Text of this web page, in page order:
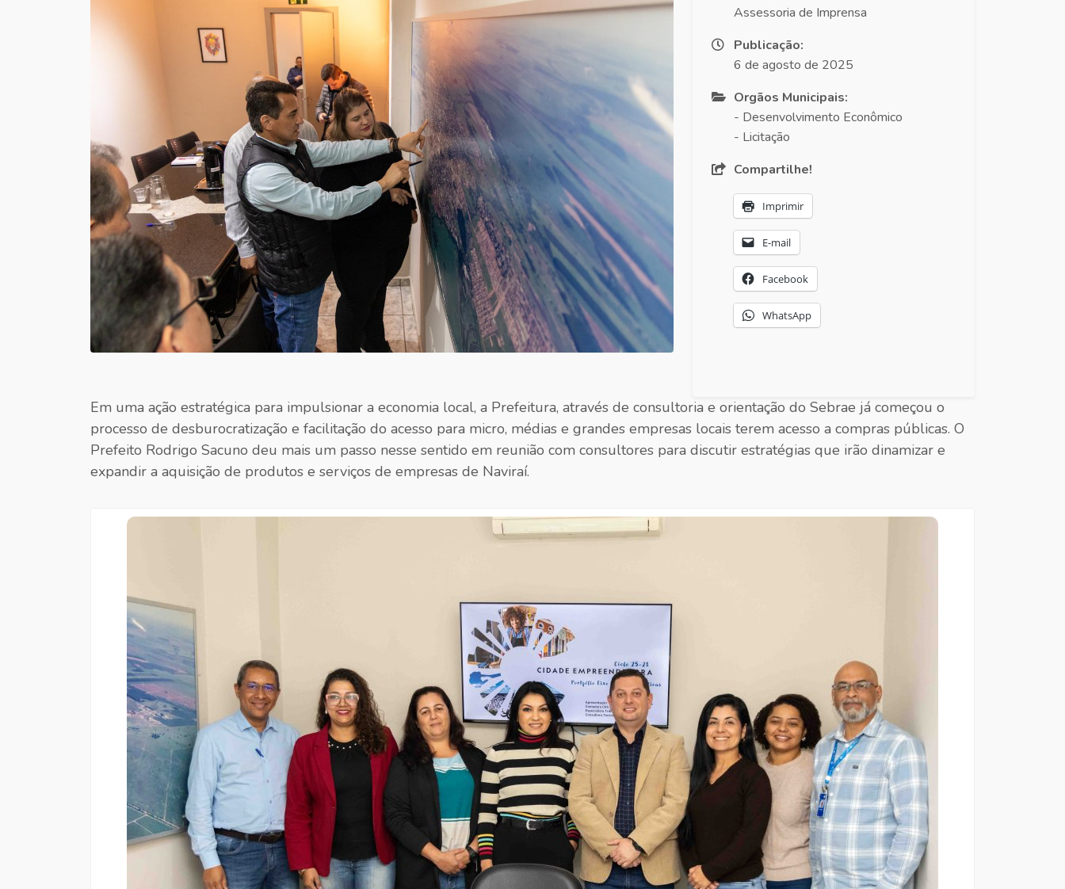
Assessoria de Imprensa
Publicação:
6 de agosto de 2025
Orgãos Municipais:
- Desenvolvimento Econômico
- Licitação
Compartilhe!
Imprimir
E-mail
Facebook
WhatsApp
Em uma ação estratégica para impulsionar a economia local, a Prefeitura, através de consultoria e orientação do Sebrae já começou o
processo de desburocratização e facilitação do acesso para micro, médias e grandes empresas locais terem acesso a compras públicas. O
Prefeito Rodrigo Sacuno deu mais um passo nesse sentido em reunião com consultores para discutir estratégias que irão dinamizar e
expandir a aquisição de produtos e serviços de empresas de Naviraí.